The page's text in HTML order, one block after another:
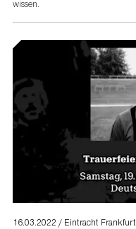
wissen.
16.03.2022 / Eintracht Frankfurt